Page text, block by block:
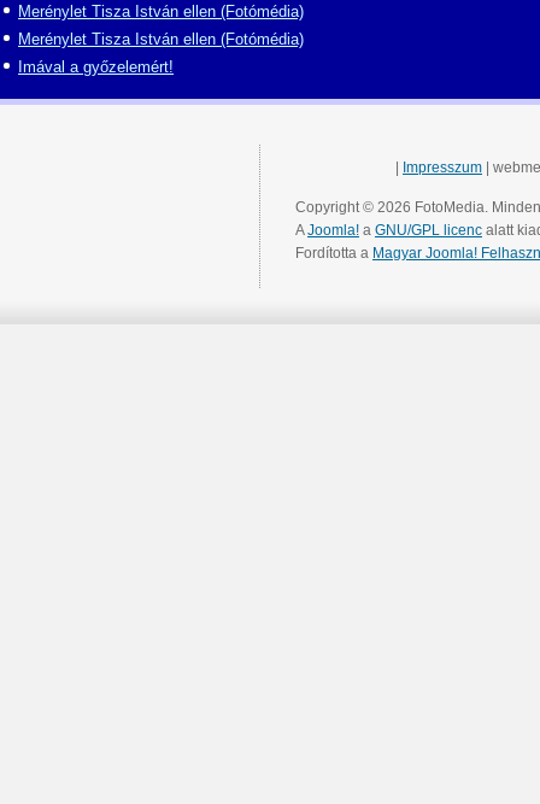
Merénylet Tisza István ellen (Fotómédia)
Merénylet Tisza István ellen (Fotómédia)
Imával a győzelemért!
Impresszum |
Copyright © 2026 FotoMedia.
AJoomla! a GNU/GPL licenc alatt
Fordította a Magyar Joomla!